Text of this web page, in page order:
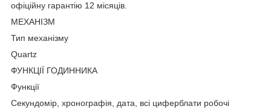
офіційну гарантію 12 місяців.
МЕХАНІЗМ
Тип механізму
Quartz
ФУНКЦІЇ ГОДИННИКА
Функції
Секундомір, хронографія, дата, всі циферблати робочі